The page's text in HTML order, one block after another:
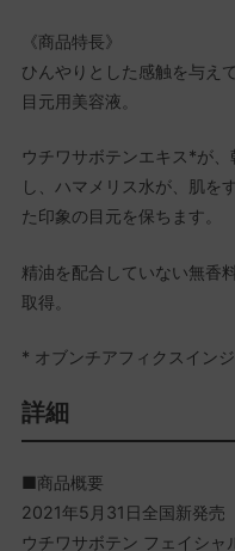
《商品特長》
ひんやりとした感触を与え
目元用美容液。
ウチワサボテンエキス*が
し、ハマメリス水が、肌を
た印象の目元を保ちます。
精油を配合していない無香
取得。
* オブンチアフィクスイン
詳細
■商品概要
2021年5月31日全国新発売
ウチワサボテン フェイシャ